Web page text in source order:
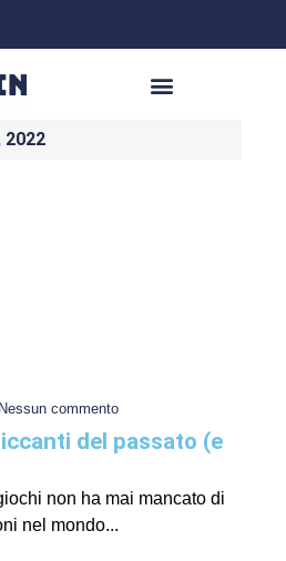
2022
Nessun commento
del passato (e
non ha mai mancato di
nel mondo...